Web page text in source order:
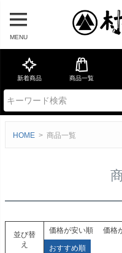
MENU
新着商品 商品一覧
HOME 商品一覧
並び替
え
価格が安い順 価格
おすすめ順